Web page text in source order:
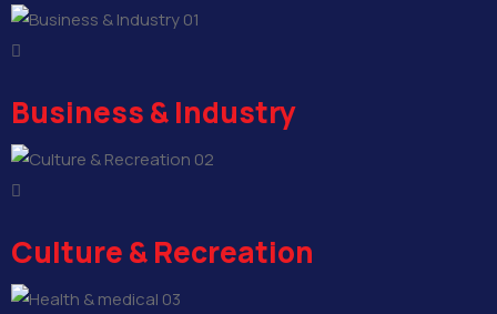
01
Business & Industry
02
Culture & Recreation
03